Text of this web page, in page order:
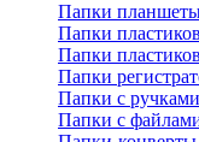
Папки
Папки
Папки
Папки
Папки с ручками
Папки с